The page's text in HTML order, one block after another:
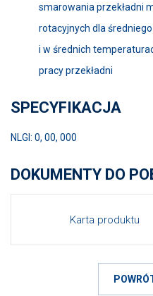
smarowania przekładni
rotacyjnych dla
i w średnich
pracy przekładni
SPECYFIKACJA
NLGI: 0, 00, 000
DOKUMENTY DO
Karta produktu